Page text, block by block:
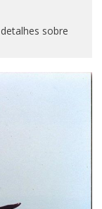
sobre